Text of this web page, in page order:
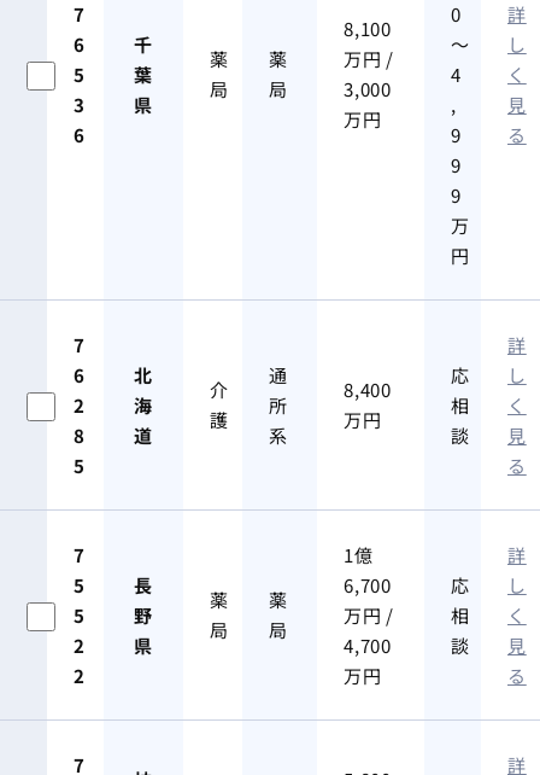
7
6
5
3
6
千
葉
県
薬
局
薬
局
8,100
万円 /
3,000
万円
0
～
4
,
9
9
9
万
円
詳
し
く
見
る
7
6
2
8
5
北
海
道
介
護
通
所
系
8,400
万円
応
相
談
詳
し
く
見
る
7
5
5
2
2
長
野
県
薬
局
薬
局
1億
6,700
万円 /
4,700
万円
応
相
談
詳
し
く
見
る
7 詳